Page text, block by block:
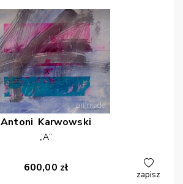
Antoni Karwowski
„A”
600,00 zł
zapisz